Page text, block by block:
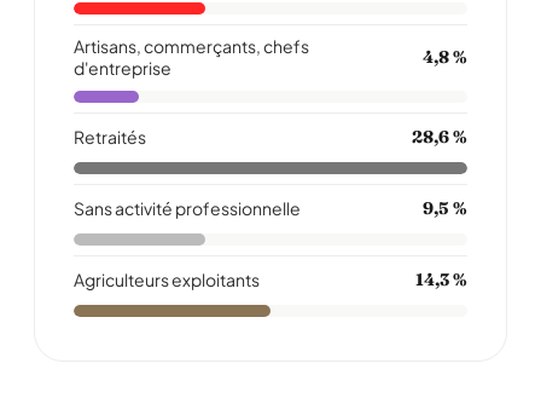
Artisans, commerçants, chefs
d'entreprise
4,8 %
Retraités 28,6 %
Sans activité professionnelle 9,5 %
Agriculteurs exploitants 14,3 %